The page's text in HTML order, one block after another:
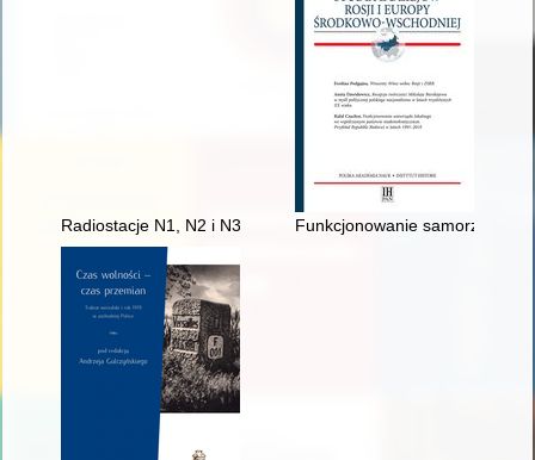
Radiostacje N1, N2 i N3 Funkcjonowanie samorządu